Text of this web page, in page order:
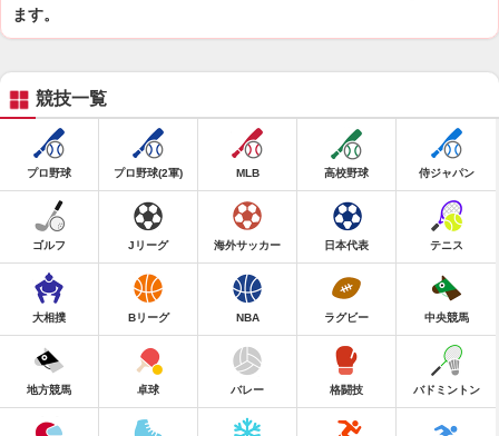
ます。
競技一覧
プロ野球 プロ野球(2軍) MLB 高校野球 侍ジャパン
ゴルフ Jリーグ 海外サッカー 日本代表 テニス
大相撲 Bリーグ NBA ラグビー 中央競馬
地方競馬 卓球 バレー 格闘技 バドミントン